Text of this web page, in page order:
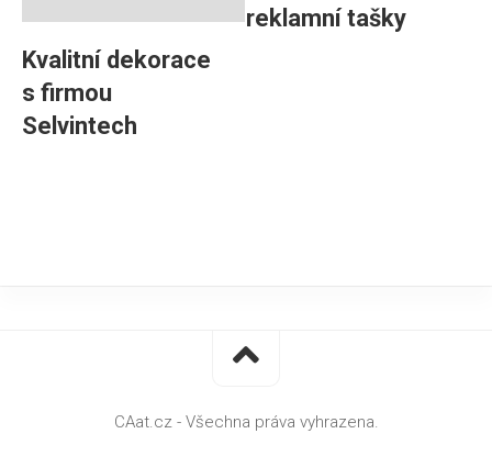
Kvalitní dekorace
s firmou
Selvintech
reklamní tašky
CAat.cz - Všechna práva vyhrazena.